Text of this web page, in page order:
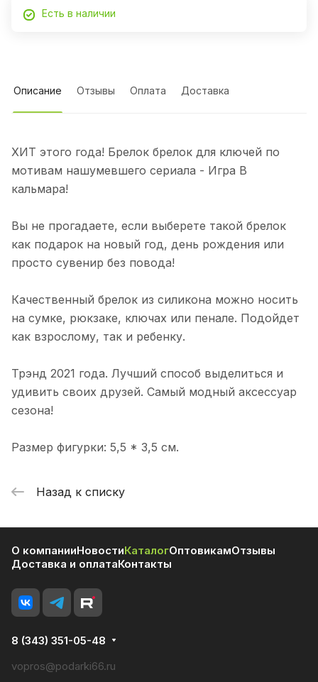
Есть в наличии
Описание Отзывы Оплата Доставка
ХИТ этого года! Брелок брелок для ключей по
мотивам нашумевшего сериала - Игра В
кальмара!
Вы не прогадаете, если выберете такой брелок
как подарок на новый год, день рождения или
просто сувенир без повода!
Качественный брелок из силикона можно носить
на сумке, рюкзаке, ключах или пенале. Подойдет
как взрослому, так и ребенку.
Трэнд 2021 года. Лучший способ выделиться и
удивить своих друзей. Самый модный аксессуар
сезона!
Размер фигурки: 5,5 * 3,5 см.
Назад к списку
О компанииНовостиКаталогОптовикамОтзывы
Доставка и оплатаКонтакты
8 (343) 351-05-48
vopros@podarki66.ru